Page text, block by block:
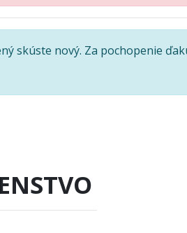
skúste nový. Za pochopenie